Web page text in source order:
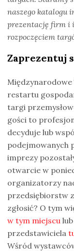
naszego katalogu
prezentację firm i
rozpoczęciem
Zaprezentuj
restartu
targi
gości to
decyduje lub
podejmowanych
imprezy
otwarcie w
organizatorzy
przedsiębiorstw
zgłosić? O tym
w tym miejscu
przedstawiciela
Wśród